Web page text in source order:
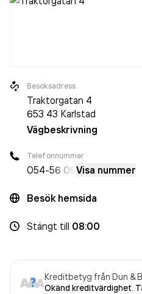
3 997 000,00 kr
Besöksadress
Traktorgatan 4
653 43 Karlstad
Vägbeskrivning
Telefonnummer
054-56 09 Visa nummer
Besök hemsida
Stängt till 08:00
Kreditbetyg från Dun &
Okänd kreditvärdighet.